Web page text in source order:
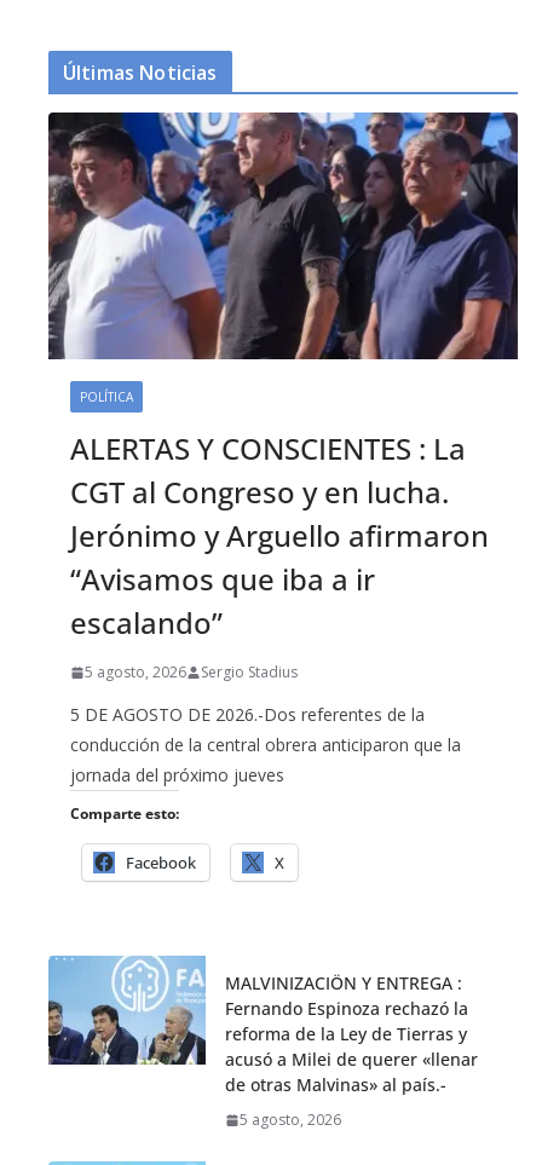
Últimas Noticias
POLÍTICA
ALERTAS Y CONSCIENTES : La
CGT al Congreso y en lucha.
Jerónimo y Arguello afirmaron
“Avisamos que iba a ir
escalando”
5 agosto, 2026 Sergio Stadius
5 DE AGOSTO DE 2026.-Dos referentes de la
conducción de la central obrera anticiparon que la
jornada del próximo jueves
Comparte esto:
Facebook X
MALVINIZACIÖN Y ENTREGA :
Fernando Espinoza rechazó la
reforma de la Ley de Tierras y
acusó a Milei de querer «llenar
de otras Malvinas» al país.-
5 agosto, 2026